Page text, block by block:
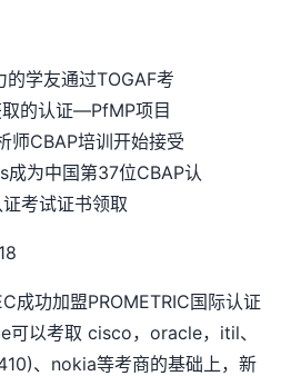
的学友通过TOGAF考
的认证—PfMP项目
师CBAP培训开始接受
成为中国第37位CBAP认
考试证书领取
成功加盟PROMETRIC国际认证
可以考取 cisco，oracle，itil、
、nokia等考商的基础上，新